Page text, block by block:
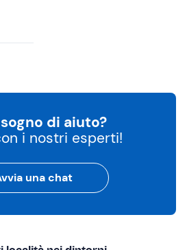
di aiuto?
i nostri esperti!
una chat